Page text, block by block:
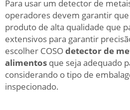
Para usar um detector de
operadores devem garantir
produto de alta qualidade que
extensivos para garantir
escolher COSOdetector de
alimentos que seja adequado
considerando o tipo de
inspecionado.